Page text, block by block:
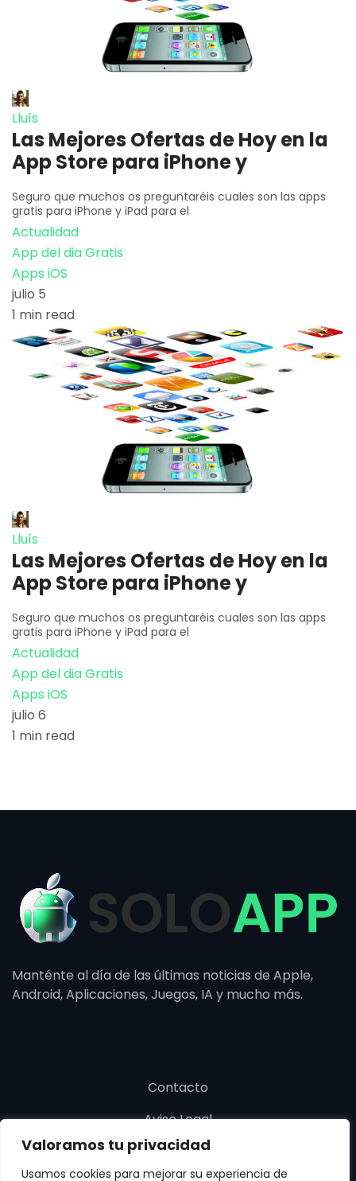
Valoramos tu privacidad
Usamos cookies para mejorar su experiencia de
Lluís
Las Mejores Ofertas de Hoy en la
App Store para iPhone y
Seguro que muchos os preguntaréis cuales son las apps
gratis para iPhone y iPad para el
Actualidad
App del dia Gratis
Apps iOS
julio 5
1 min read
Lluís
Las Mejores Ofertas de Hoy en la
App Store para iPhone y
Seguro que muchos os preguntaréis cuales son las apps
gratis para iPhone y iPad para el
Actualidad
App del dia Gratis
Apps iOS
julio 6
1 min read
Manténte al día de las últimas noticias de Apple,
Android, Aplicaciones, Juegos, IA y mucho más.
Contacto
Aviso Legal
Política de cookies